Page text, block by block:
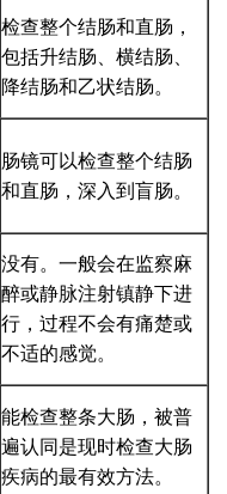
检查整个结肠和直肠，
包括升结肠、横结肠、
降结肠和乙状结肠。
肠镜可以检查整个结肠
和直肠，深入到盲肠。
没有。一般会在监察麻
醉或静脉注射镇静下进
行，过程不会有痛楚或
不适的感觉。
能检查整条大肠，被普
遍认同是现时检查大肠
疾病的最有效方法。